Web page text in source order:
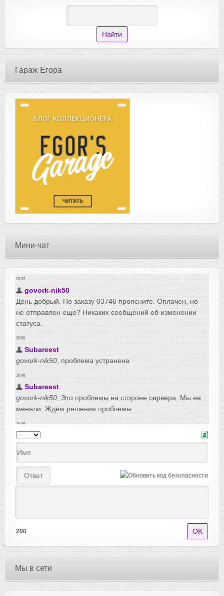
Гараж Егора
Мини-чат
200
Мы в сети